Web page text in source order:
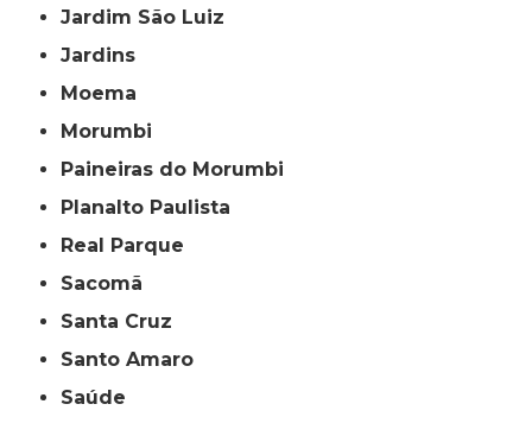
Jardim São Luiz
Jardins
Moema
Morumbi
Paineiras do Morumbi
Planalto Paulista
Real Parque
Sacomã
Santa Cruz
Santo Amaro
Saúde